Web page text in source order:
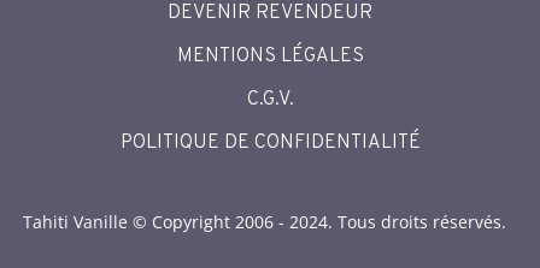
DEVENIR REVENDEUR
MENTIONS LÉGALES
C.G.V.
POLITIQUE DE CONFIDENTIALITÉ
Tahiti Vanille © Copyright 2006 - 2024. Tous droits réservés.